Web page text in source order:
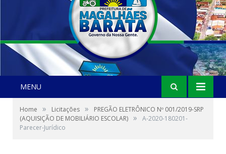
MENU
Home » Licitações »
PREGÃO ELETRÔNICO Nº 001/2019-SRP
(AQUISIÇÃO DE MOBILIÁRIO ESCOLAR) »
A-2020-180201-
Parecer-Jurídico